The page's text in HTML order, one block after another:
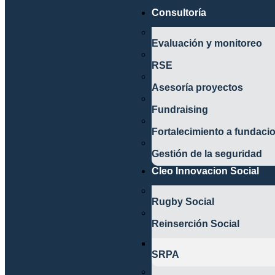
Consultoría
Evaluación y monitoreo
RSE
Asesoría proyectos
Fundraising
Fortalecimiento a
Gestión de la seguridad
Cleo Innovacion Social
Rugby Social
Reinserción Social
SRPA